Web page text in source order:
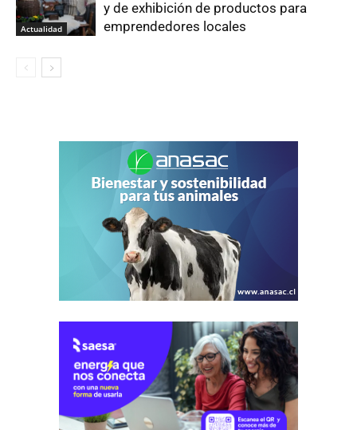
Actualidad
y de exhibición de productos para
emprendedores locales